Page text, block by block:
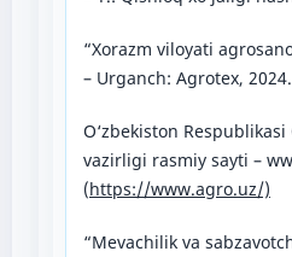
“Xorazm viloyati
– Urganch: Agrotex, 2024.
O‘zbekiston
vazirligi rasmiy sayti –
(https://www.agro.uz/)
“Mevachilik va